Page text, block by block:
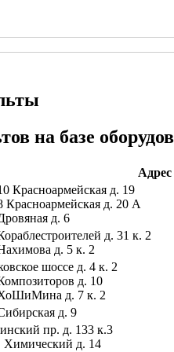
на базе
Адрес
Красноармейская д. 19
Красноармейская д. 20 А
д. 6
д. 31 к. 2
д. 5 к. 2
шоссе д. 4 к. 2
д. 10
д. 7 к. 2
д. 9
пр. д. 133 к.3
Химический д. 14